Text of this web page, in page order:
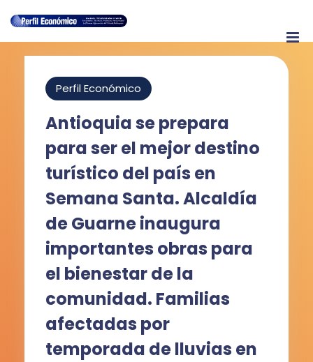
Perfil Económico
Antioquia se prepara
para ser el mejor destino
turístico del país en
Semana Santa. Alcaldía
de Guarne inaugura
importantes obras para
el bienestar de la
comunidad. Familias
afectadas por
temporada de lluvias en